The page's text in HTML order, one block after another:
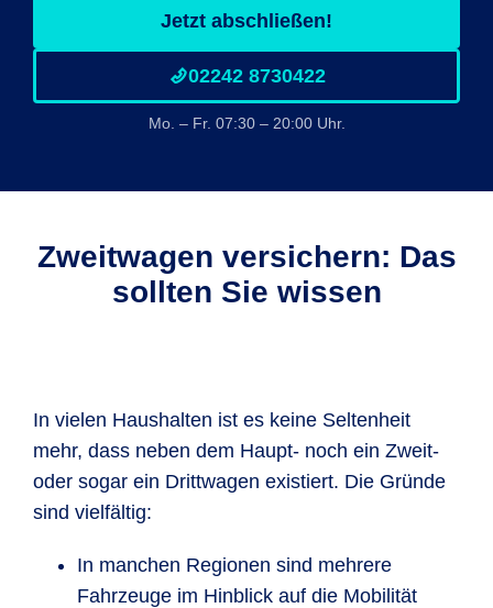
Jetzt abschließen!
02242 8730422
Mo. – Fr. 07:30 – 20:00 Uhr.
Zweitwagen versichern: Das
sollten Sie wissen
In vielen Haushalten ist es keine Seltenheit
mehr, dass neben dem Haupt- noch ein Zweit-
oder sogar ein Drittwagen existiert. Die Gründe
sind vielfältig:
In manchen Regionen sind mehrere
Fahrzeuge im Hinblick auf die Mobilität